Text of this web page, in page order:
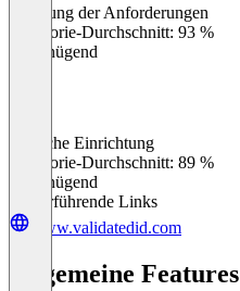
Erfüllung der Anforderungen
Kategorie-Durchschnitt: 93 %
Ungenügend
Einfache Einrichtung
Kategorie-Durchschnitt: 89 %
Ungenügend
Weiterführende Links
www.validatedid.com
Allgemeine Features